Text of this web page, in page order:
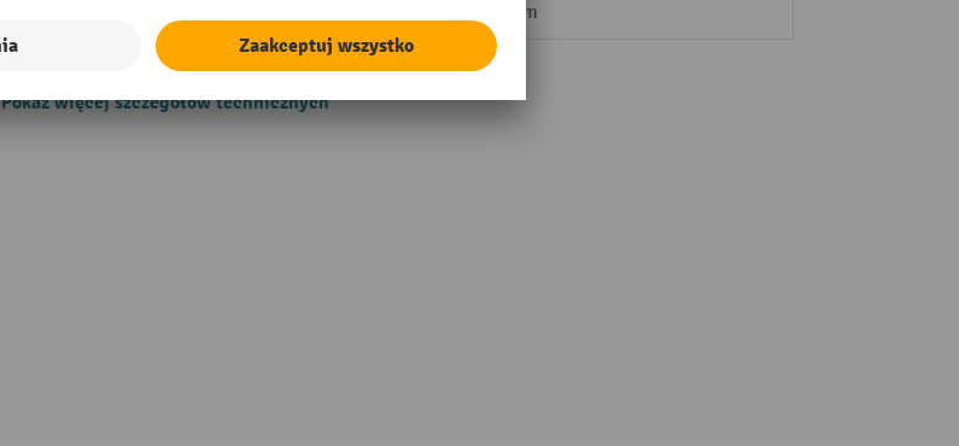
700 mm
Pokaż więcej szczegółów technicznych